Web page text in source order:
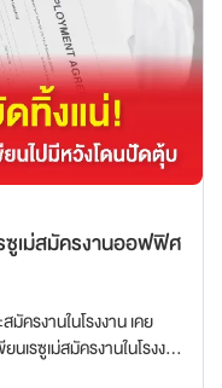
รซูเม่สมัครงานออฟฟิศ
ครงานในโรงงาน เคย
เรซูเม่สมัครงานในโรงงาน
กต่างนี้เกิดจากลักษณะ